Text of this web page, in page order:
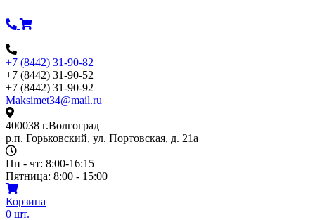
к
+7 (8442) 31-90-82
+7 (8442) 31-90-52
+7 (8442) 31-90-92
Maksimet34@mail.ru
400038 г.Волгоград
р.п. Горьковский, ул. Портовская, д. 21а
Пн - чт: 8:00-16:15
Пятница: 8:00 - 15:00
Корзина
0 шт.